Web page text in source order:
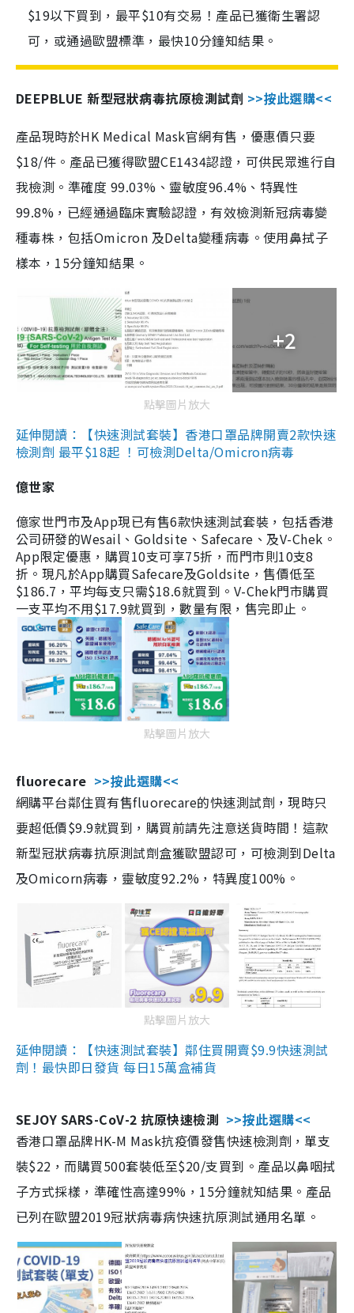
$19以下買到，最平$10有交易！產品已獲衛生署認
可，或通過歐盟標準，最快10分鐘知結果。
DEEPBLUE 新型冠狀病毒抗原檢測試劑 >>按此選購<<
產品現時於HK Medical Mask官網有售，優惠價只要
$18/件。產品已獲得歐盟CE1434認證，可供民眾進行自
我檢測。準確度 99.03%、靈敏度96.4%、特異性
99.8%，已經通過臨床實驗認證，有效檢測新冠病毒變
種毒株，包括Omicron 及Delta變種病毒。使用鼻拭子
樣本，15分鐘知結果。
+2
點擊圖片放大
延伸閱讀：【快速測試套裝】香港口罩品牌開賣2款快速
檢測劑 最平$18起 ！可檢測Delta/Omicron病毒
億世家
億家世門市及App現已有售6款快速測試套裝，包括香港
公司研發的Wesail、Goldsite、Safecare、及V-Chek。
App限定優惠，購買10支可享75折，而門市則10支8
折。現凡於App購買Safecare及Goldsite，售價低至
$186.7，平均每支只需$18.6就買到。V-Chek門市購買
一支平均不用$17.9就買到，數量有限，售完即止。
點擊圖片放大
fluorecare >>按此選購<<
網購平台鄰住買有售fluorecare的快速測試劑，現時只
要超低價$9.9就買到，購買前請先注意送貨時間！這款
新型冠狀病毒抗原測試劑盒獲歐盟認可，可檢測到Delta
及Omicorn病毒，靈敏度92.2%，特異度100%。
點擊圖片放大
延伸閱讀：【快速測試套裝】鄰住買開賣$9.9快速測試
劑！最快即日發貨 每日15萬盒補貨
SEJOY SARS-CoV-2 抗原快速檢測 >>按此選購<<
香港口罩品牌HK-M Mask抗疫價發售快速檢測劑，單支
裝$22，而購買500套裝低至$20/支買到。產品以鼻咽拭
子方式採樣，準確性高達99%，15分鐘就知結果。產品
已列在歐盟2019冠狀病毒病快速抗原測試通用名單。